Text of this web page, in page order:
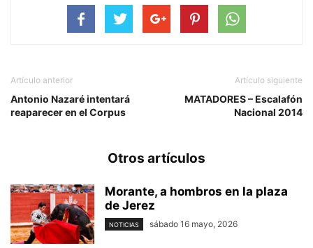
Artículo anterior
Antonio Nazaré intentará
reaparecer en el Corpus
Artículo siguiente
MATADORES – Escalafón
Nacional 2014
Otros artículos
Morante, a hombros en la plaza
de Jerez
NOTICIAS sábado 16 mayo, 2026